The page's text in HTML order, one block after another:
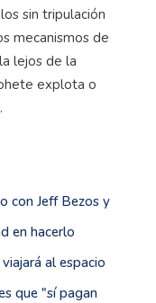
sin tripulación
mecanismos de
lejos de la
explota o
con Jeff Bezos y
en hacerlo
al espacio
que "sí pagan